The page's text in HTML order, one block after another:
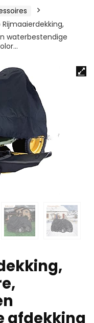
Rijmaaierdekking,
waterbestendige
afdekking